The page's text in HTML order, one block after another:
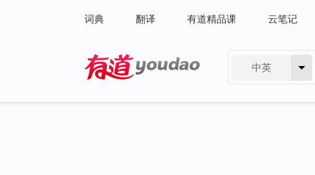
词典 翻译 有道精品课 云笔记
中英